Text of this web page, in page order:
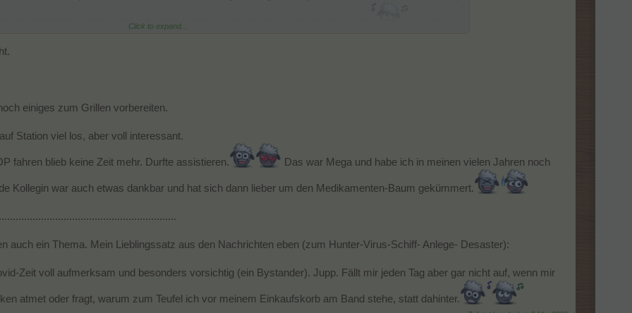
Nachricht geschickt.....meine Rente ist nochmal für die nächsten 3 Jahre bewilligt wurde
Click to expand...
einiges zum Grillen vorbereiten.
Station viel los, aber voll interessant.
fahren blieb keine Zeit mehr. Durfte assistieren. Das war Mega und habe ich in meinen vielen Jahren noch
Kollegin war auch etwas dankbar und hat sich dann lieber um den Medikamenten-Baum gekümmert.
auch ein Thema. Mein Lieblingssatz aus den Nachrichten eben (zum Hunter-Virus-Schiff- Anlege- Desaster):
Zeit voll aufmerksam und besonders vorsichtig (ein Bystander). Jupp. Fällt mir jeden Tag aber gar nicht auf, wenn mir
atmet oder fragt, warum zum Teufel ich vor meinem Einkaufskorb am Band stehe, statt dahinter.